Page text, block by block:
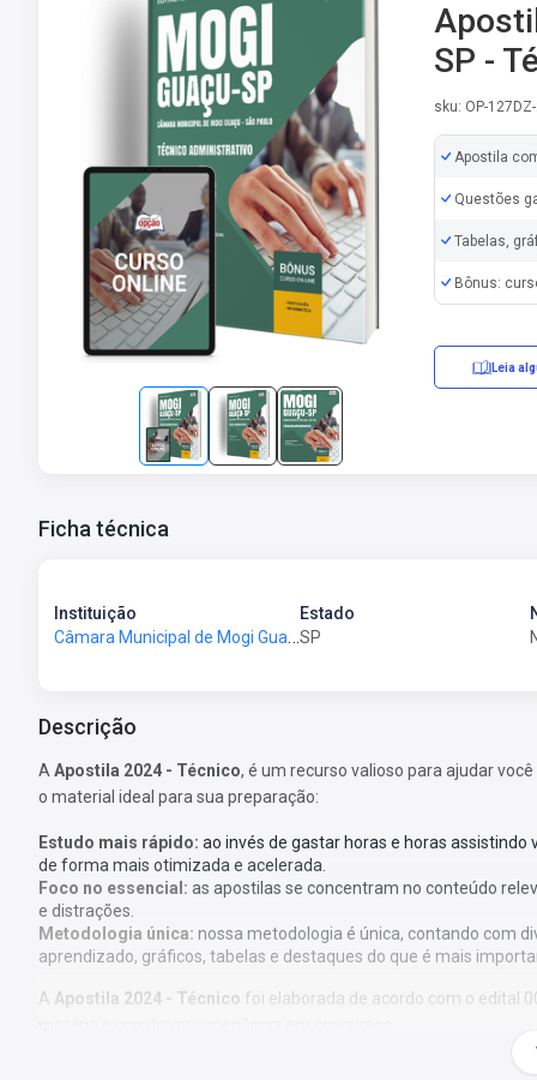
SP -
sku: OP-127DZ-
Apostila
Questões
Tabelas,
Bônus:
Leia
Ficha técnica
Instituição
Câmara Municipal de Mogi Guaçu - SP - Câmara de Mogi Guaçu - SP
Estado
SP
Descrição
A Apostila 2024 - Técnico, é um recurso valioso para ajudar
o material ideal para sua preparação:
Estudo mais rápido: ao invés de gastar horas e horas
de forma mais otimizada e acelerada.
Foco no essencial: as apostilas se concentram no conteúdo
e distrações.
Metodologia única: nossa metodologia é única, contando com
aprendizado, gráficos, tabelas e destaques do que é mais
A Apostila 2024 - Técnico foi elaborada de acordo com o edital
matéria e com larga experiência em concursos.